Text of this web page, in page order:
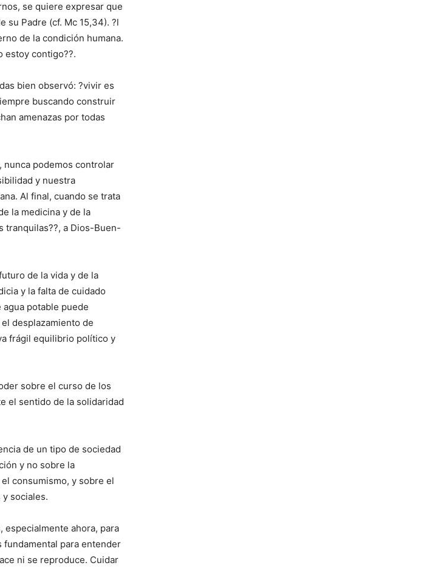
se quiere expresar que
su Padre (cf. Mc 15,34). ?l
de la condición humana.
estoy contigo??.
bien observó: ?vivir es
buscando construir
amenazas por todas
nunca podemos controlar
y nuestra
Al final, cuando se trata
la medicina y de la
tranquilas??, a Dios-Buen-
de la vida y de la
y la falta de cuidado
potable puede
desplazamiento de
frágil equilibrio político y
sobre el curso de los
el sentido de la solidaridad
de un tipo de sociedad
y no sobre la
consumismo, y sobre el
sociales.
especialmente ahora, para
fundamental para entender
ni se reproduce. Cuidar